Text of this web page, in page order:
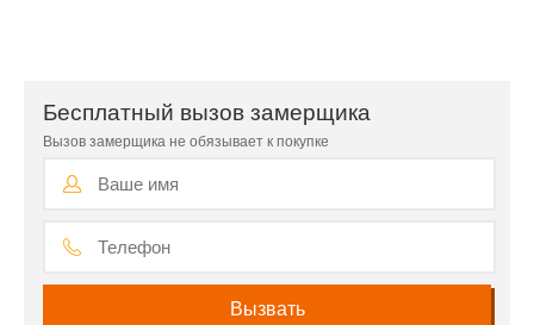
Бесплатный вызов замерщика
Вызов замерщика не обязывает к покупке